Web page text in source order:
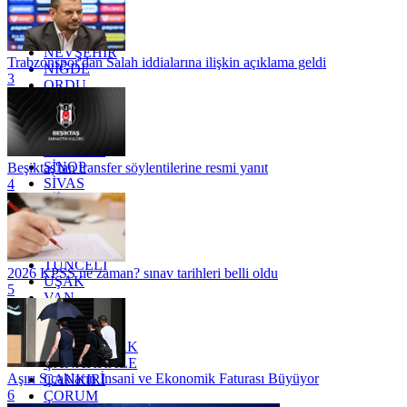
MUĞLA
MUŞ
NEVŞEHİR
NİĞDE
ORDU
OSMANİYE
RİZE
SAKARYA
SİNOP
SİVAS
SİİRT
TEKİRDAĞ
TOKAT
TRABZON
TUNCELİ
UŞAK
VAN
YALOVA
YOZGAT
ZONGULDAK
ÇANAKKALE
ÇANKIRI
ÇORUM
Trabzonspor'dan Salah iddialarına ilişkin açıklama geldi
3
Beşiktaş'tan transfer söylentilerine resmi yanıt
4
2026 KPSS ne zaman? sınav tarihleri belli oldu
5
Aşırı Sıcakların İnsani ve Ekonomik Faturası Büyüyor
6